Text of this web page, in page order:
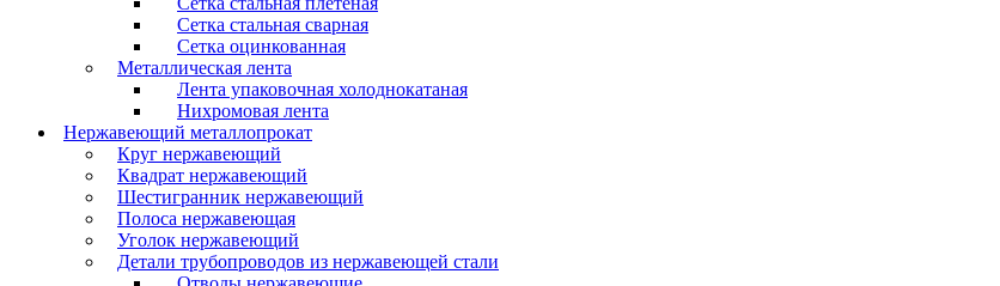
Сетка стальная сварная
Сетка оцинкованная
Металлическая лента
Лента упаковочная холоднокатаная
Нихромовая лента
Нержавеющий металлопрокат
Круг нержавеющий
Квадрат нержавеющий
Шестигранник нержавеющий
Полоса нержавеющая
Уголок нержавеющий
Детали трубопроводов из нержавеющей стали